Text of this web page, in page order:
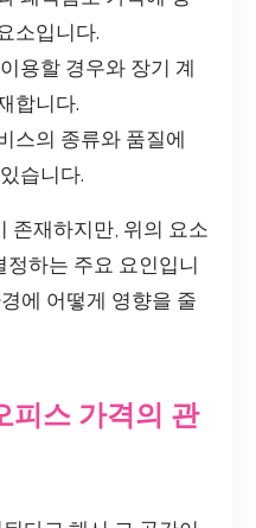
소입니다.
용할 경우와 장기 계
합니다.
스의 종류와 품질에
습니다.
존재하지만, 위의 요소
하는 주요 요인입니
에 어떻게 영향을 줄
피스 가격의 관